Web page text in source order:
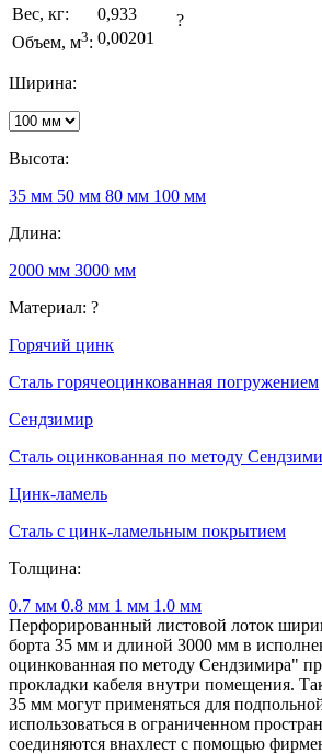
Вес, кг:
0,933
Объем, м3: 0,00201
?
Ширина:
Высота:
35 мм 50 мм 80 мм 100 мм
Длина:
2000 мм 3000 мм
Материал: ?
Горячий цинк
Сталь горячеоцинкованная погружением
Сендзимир
Сталь оцинкованная по методу
Цинк-ламель
Сталь с цинк-ламельным покрытием
Толщина:
0.7 мм 0.8 мм 1 мм 1.0 мм
Перфорированный листовой лоток
борта 35 мм и длиной 3000 мм в
оцинкованная по методу Сендзимира"
прокладки кабеля внутри помещения.
35 мм могут применяться для
использоваться в ограниченном
соединяются внахлест с помощью